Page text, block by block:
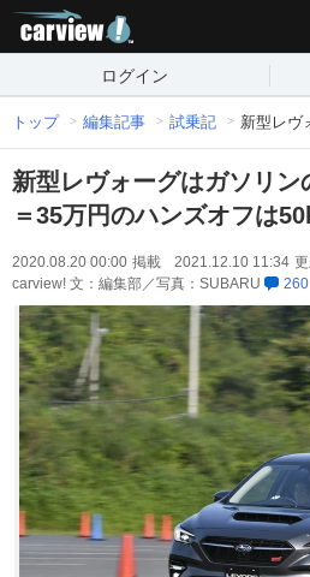
ログイン
トップ 編集記事 試乗記 新型レヴ
新型レヴォーグはガソリン
＝35万円のハンズオフは
2020.08.20 00:00 掲載 2021.12.10 11:34
carview! 文：編集部／写真：SUBARU
260